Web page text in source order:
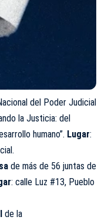
del Poder Judicial
la Justicia: del
humano”. Lugar:
de más de 56 juntas de
: calle Luz #13, Pueblo
de la